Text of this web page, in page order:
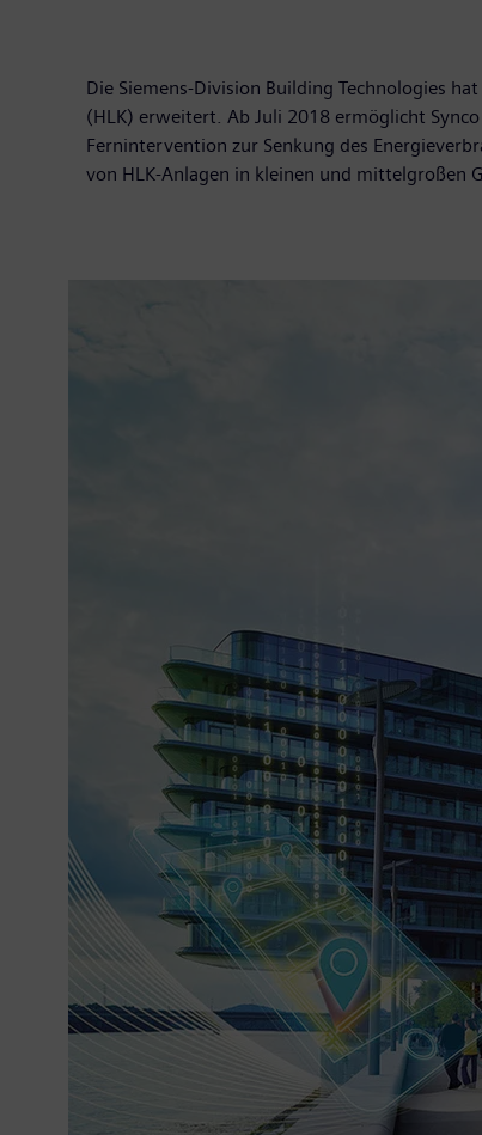
Die Siemens-Division Building Technologies
(HLK) erweitert. Ab Juli 2018 ermöglicht
Fernintervention zur Senkung des
von HLK-Anlagen in kleinen und mittelgroßen